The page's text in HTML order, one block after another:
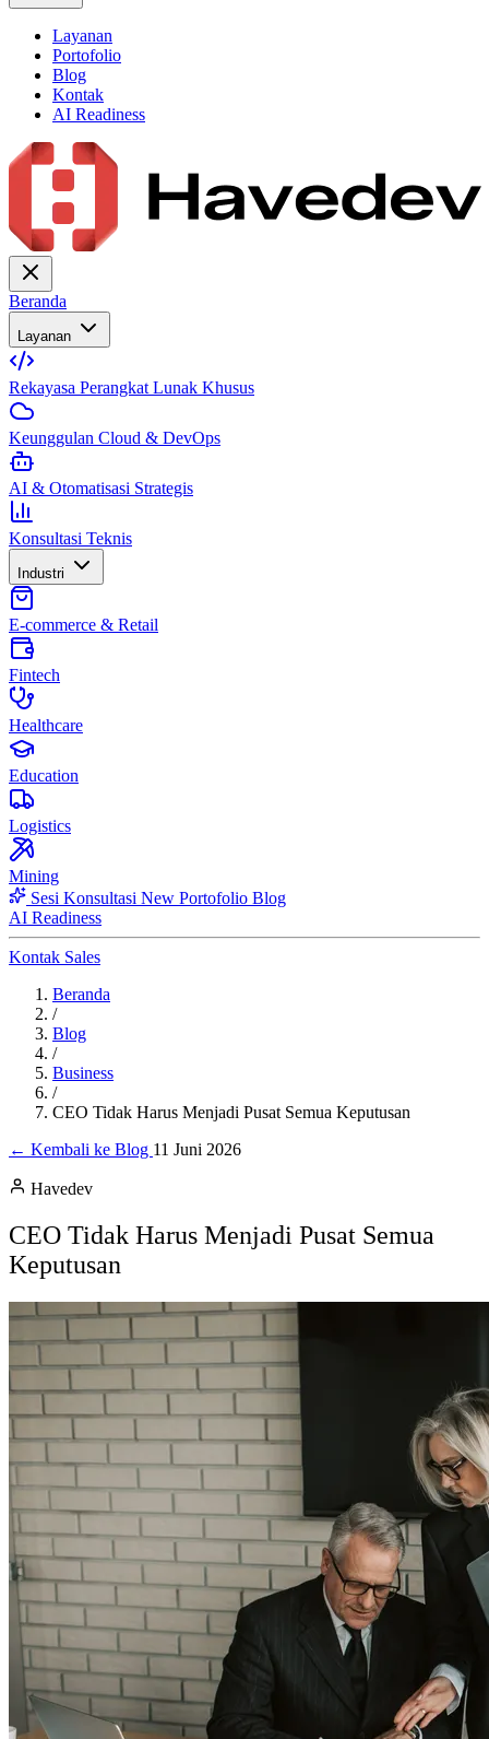
Layanan
Portofolio
Blog
Kontak
AI Readiness
Beranda
Layanan
Rekayasa Perangkat Lunak Khusus
Keunggulan Cloud & DevOps
AI & Otomatisasi Strategis
Konsultasi Teknis
Industri
E-commerce & Retail
Fintech
Healthcare
Education
Logistics
Mining
Sesi Konsultasi New Portofolio Blog
AI Readiness
Kontak Sales
Beranda
/
Blog
/
Business
/
CEO Tidak Harus Menjadi Pusat Semua Keputusan
← Kembali ke Blog 11 Juni 2026
Havedev
CEO Tidak Harus Menjadi Pusat Semua
Keputusan